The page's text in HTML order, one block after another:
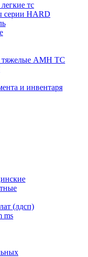
тс
серии HARD
AMH TC
и инвентаря
(лдсп)
ms